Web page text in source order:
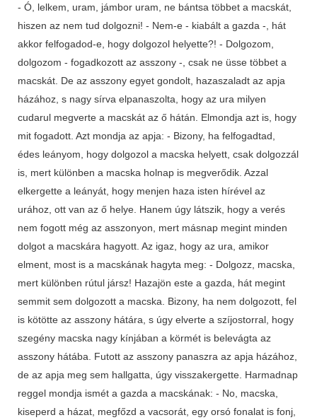
- Ó, lelkem, uram, jámbor uram, ne bántsa többet a macskát,
hiszen az nem tud dolgozni! - Nem-e - kiabált a gazda -, hát
akkor felfogadod-e, hogy dolgozol helyette?! - Dolgozom,
dolgozom - fogadkozott az asszony -, csak ne üsse többet a
macskát. De az asszony egyet gondolt, hazaszaladt az apja
házához, s nagy sírva elpanaszolta, hogy az ura milyen
cudarul megverte a macskát az ő hátán. Elmondja azt is, hogy
mit fogadott. Azt mondja az apja: - Bizony, ha felfogadtad,
édes leányom, hogy dolgozol a macska helyett, csak dolgozzál
is, mert különben a macska holnap is megverődik. Azzal
elkergette a leányát, hogy menjen haza isten hírével az
urához, ott van az ő helye. Hanem úgy látszik, hogy a verés
nem fogott még az asszonyon, mert másnap megint minden
dolgot a macskára hagyott. Az igaz, hogy az ura, amikor
elment, most is a macskának hagyta meg: - Dolgozz, macska,
mert különben rútul jársz! Hazajön este a gazda, hát megint
semmit sem dolgozott a macska. Bizony, ha nem dolgozott, fel
is kötötte az asszony hátára, s úgy elverte a szíjostorral, hogy
szegény macska nagy kínjában a körmét is belevágta az
asszony hátába. Futott az asszony panaszra az apja házához,
de az apja meg sem hallgatta, úgy visszakergette. Harmadnap
reggel mondja ismét a gazda a macskának: - No, macska,
kiseperd a házat, megfőzd a vacsorát, egy orsó fonalat is fonj,